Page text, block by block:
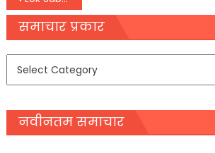
navigation
समाचार प्रकार
समाचार
नवीनतम समाचार